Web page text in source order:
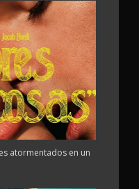
atormentados en un